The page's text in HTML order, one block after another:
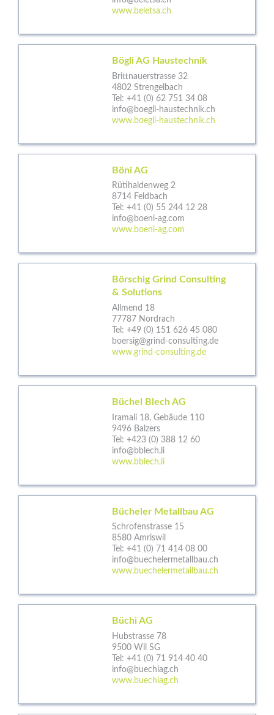
www.beletsa.ch
Bögli AG Haustechnik
Brittnauerstrasse 32
4802 Strengelbach
Tel: +41 (0) 62 751 34 08
info@boegli-haustechnik.ch
www.boegli-haustechnik.ch
Böni AG
Rütihaldenweg 2
8714 Feldbach
Tel: +41 (0) 55 244 12 28
info@boeni-ag.com
www.boeni-ag.com
Börschig Grind Consulting
& Solutions
Allmend 18
77787 Nordrach
Tel: +49 (0) 151 626 45 080
boersig@grind-consulting.de
www.grind-consulting.de
Büchel Blech AG
Iramali 18, Gebäude 110
9496 Balzers
Tel: +423 (0) 388 12 60
info@bblech.li
www.bblech.li
Bücheler Metallbau AG
Schrofenstrasse 15
8580 Amriswil
Tel: +41 (0) 71 414 08 00
info@buechelermetallbau.ch
www.buechelermetallbau.ch
Büchi AG
Hubstrasse 78
9500 Wil SG
Tel: +41 (0) 71 914 40 40
info@buechiag.ch
www.buechiag.ch